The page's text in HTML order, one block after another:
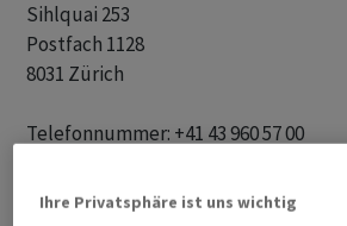
Sihlquai 253
Postfach 1128
8031 Zürich
Telefonnummer: +41 43 960 57 00
E-mail: redakt@awp.ch
Ihre Privatsphäre ist uns wichtig